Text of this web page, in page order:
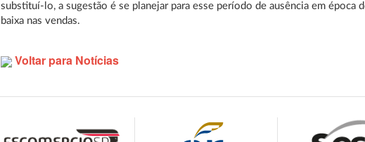
substituí-lo, a sugestão é se planejar para esse período de ausência em época
baixa nas vendas.
Voltar para Notícias